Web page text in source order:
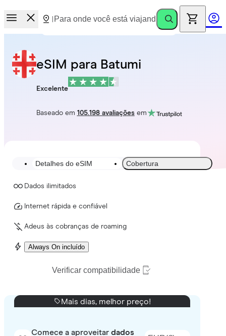
eSIM para Batumi
Excelente
Baseado em 105.198 avaliaçõesem
Detalhes do eSIM Cobertura
Dados ilimitados
Internet rápida e confiável
Adeus às cobranças de roaming
Always On incluído
Verificar compatibilidade
Mais dias, melhor preço!
Comece a aproveitar dados